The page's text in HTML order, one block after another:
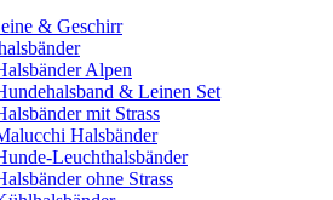
& Geschirr
Alpen
& Leinen Set
mit Strass
Halsbänder
Leuchthalsbänder
ohne Strass